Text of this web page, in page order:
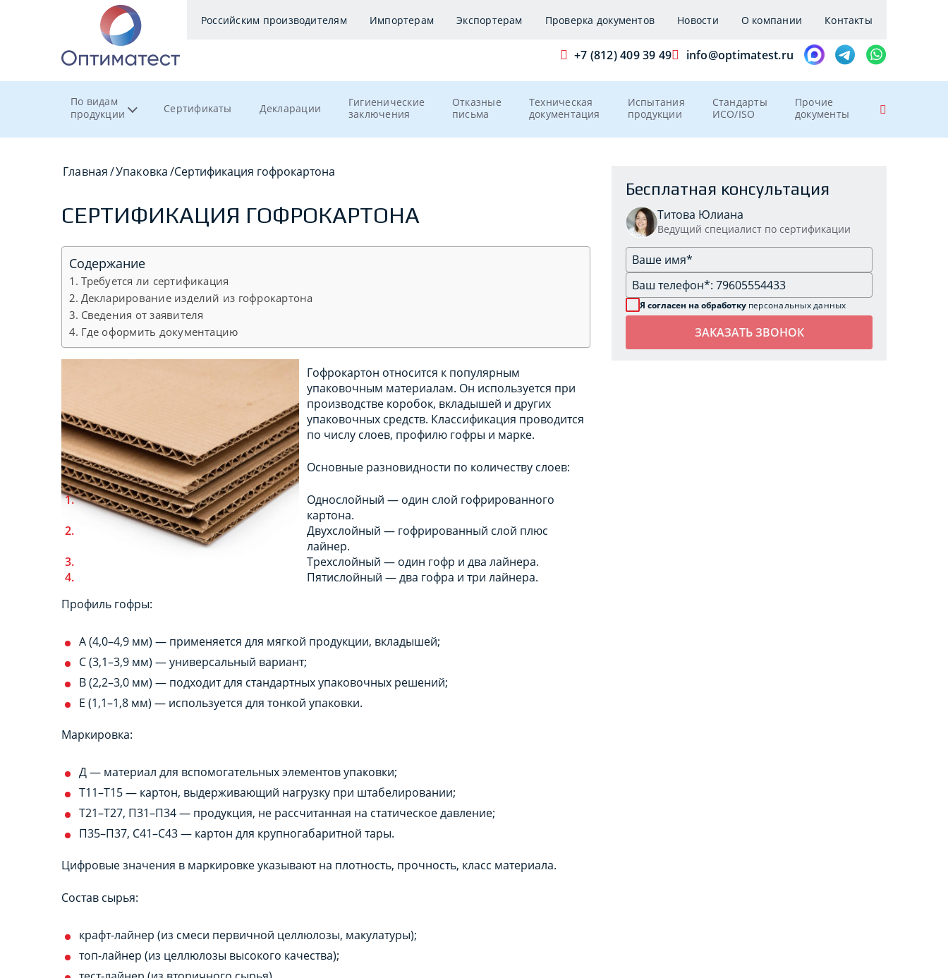
Российским производителям Импортерам Экспортерам Проверка документов Новости О компании Контакты
+7 (812) 409 39 49 info@optimatest.ru
По видам
продукции
Сертификаты Декларации
Гигиенические
заключения
Отказные
письма
Техническая
документация
Испытания
продукции
Стандарты
ИСО/ISO
Прочие
документы
Главная/Упаковка/Сертификация гофрокартона
СЕРТИФИКАЦИЯ ГОФРОКАРТОНА
Содержание
Требуется ли сертификация
Декларирование изделий из гофрокартона
Сведения от заявителя
Где оформить документацию
Гофрокартон относится к популярным
упаковочным материалам. Он используется при
производстве коробок, вкладышей и других
упаковочных средств. Классификация проводится
по числу слоев, профилю гофры и марке.
Основные разновидности по количеству слоев:
Однослойный — один слой гофрированного
картона.
Двухслойный — гофрированный слой плюс
лайнер.
Трехслойный — один гофр и два лайнера.
Пятислойный — два гофра и три лайнера.
Профиль гофры:
А (4,0–4,9 мм) — применяется для мягкой продукции, вкладышей;
С (3,1–3,9 мм) — универсальный вариант;
В (2,2–3,0 мм) — подходит для стандартных упаковочных решений;
Е (1,1–1,8 мм) — используется для тонкой упаковки.
Маркировка:
Д — материал для вспомогательных элементов упаковки;
Т11–Т15 — картон, выдерживающий нагрузку при штабелировании;
Т21–Т27, П31–П34 — продукция, не рассчитанная на статическое давление;
П35–П37, С41–С43 — картон для крупногабаритной тары.
Цифровые значения в маркировке указывают на плотность, прочность, класс материала.
Состав сырья:
крафт-лайнер (из смеси первичной целлюлозы, макулатуры);
топ-лайнер (из целлюлозы высокого качества);
Бесплатная консультация
Титова Юлиана
Ведущий специалист по сертификации
Я согласен на обработку персональных данных